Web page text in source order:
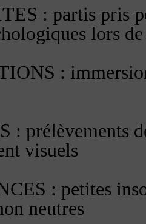
: partis pris
lors
:
: prélèvements
visuels
: petites
neutres